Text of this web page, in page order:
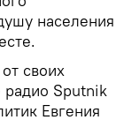
населения
своих
Sputnik
Евгения